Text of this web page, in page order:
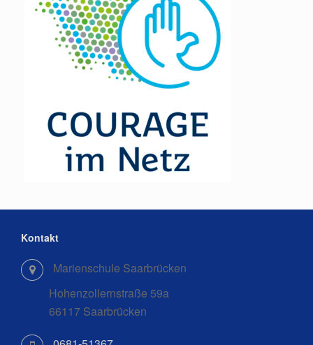
Kontakt
Marienschule Saarbrücken
Hohenzollernstraße 59a
66117 Saarbrücken